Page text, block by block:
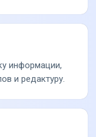
информации,
и редактуру.